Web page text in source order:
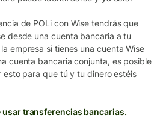
de POLi con Wise tendrás que
desde una cuenta bancaria a tu
empresa si tienes una cuenta Wise
cuenta bancaria conjunta, es posible
para que tú y tu dinero estéis
transferencias bancarias.